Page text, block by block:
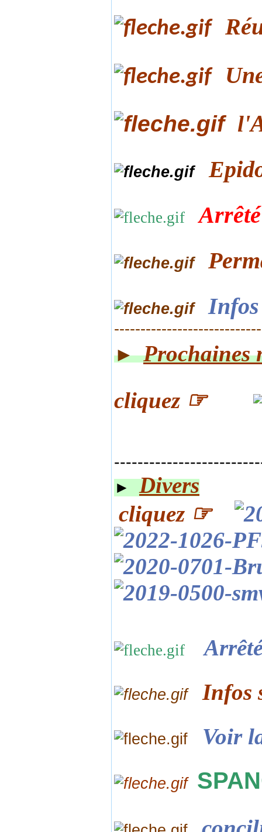
l
Infos
► Prochaines
cliquez ☞
►
Divers
cliquez ☞
Infos
Voir